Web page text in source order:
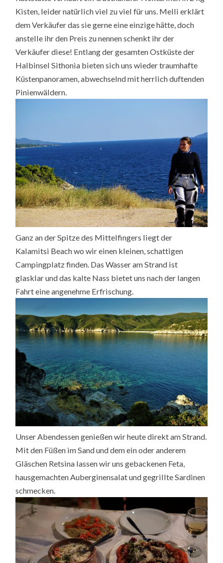
Kisten, leider natürlich viel zu viel für uns. Melli erklärt
dem Verkäufer das sie gerne eine einzige hätte, doch
anstelle ihr den Preis zu nennen schenkt ihr der
Verkäufer diese! Entlang der gesamten Ostküste der
Halbinsel Sithonia bieten sich uns wieder traumhafte
Küstenpanoramen, abwechselnd mit herrlich duftenden
Pinienwäldern.
Ganz an der Spitze des Mittelfingers liegt der
Kalamitsi Beach wo wir einen kleinen, schattigen
Campingplatz finden. Das Wasser am Strand ist
glasklar und das kalte Nass bietet uns nach der langen
Fahrt eine angenehme Erfrischung.
Unser Abendessen genießen wir heute direkt am Strand.
Mit den Füßen im Sand und dem ein oder anderem
Gläschen Retsina lassen wir uns gebackenen Feta,
hausgemachten Auberginensalat und gegrillte Sardinen
schmecken.